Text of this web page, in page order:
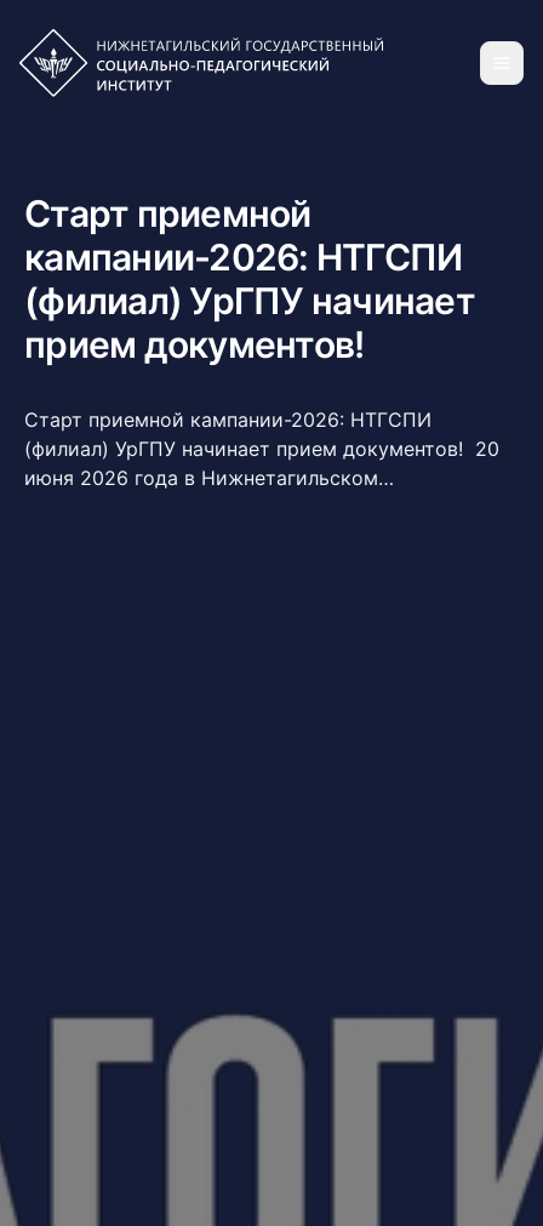
Старт приемной
кампании-2026: НТГСПИ
(филиал) УрГПУ начинает
прием документов!
Старт приемной кампании-2026: НТГСПИ
(филиал) УрГПУ начинает прием документов! 20
июня 2026 года в Нижнетагильском